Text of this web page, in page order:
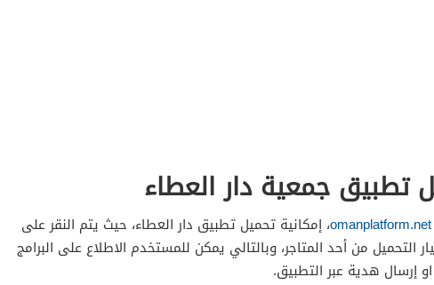
تطبيق جمعية دار العطاء
omanplatform.net، إمكانية تحميل تطبيق دار العطاء، حيث يتم النقر على
التحميل من أحد المتاجر، وبالتالي يمكن للمستخدم الاطلاع على البرامج
او إرسال هدية عبر التطبيق.